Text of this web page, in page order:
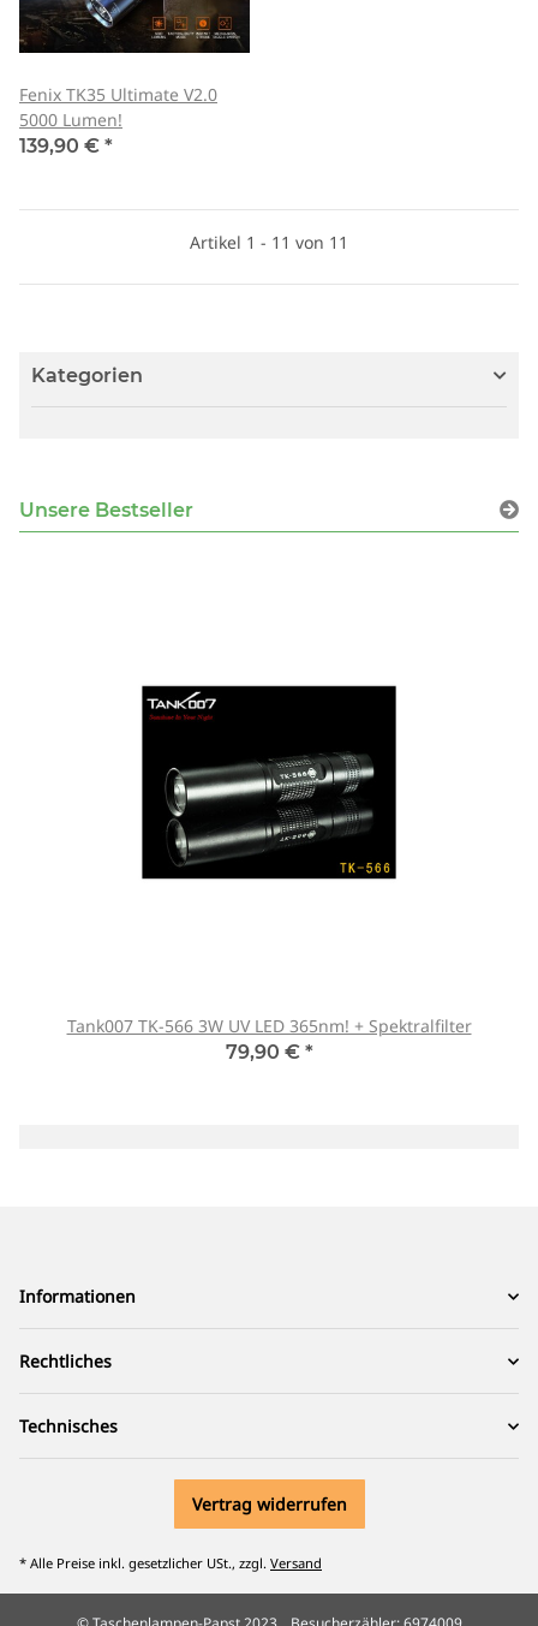
Fenix TK35 Ultimate V2.0
5000 Lumen!
139,90 € *
Artikel 1 - 11 von 11
Kategorien
Unsere Bestseller
Tank007 TK-566 3W UV LED 365nm! + Spektralfilter
79,90 € *
Informationen
Rechtliches
Technisches
Vertrag widerrufen
* Alle Preise inkl. gesetzlicher USt., zzgl. Versand